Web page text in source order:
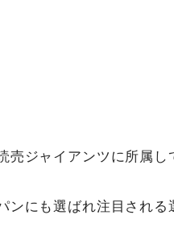
売ジャイアンツに所属
ンにも選ばれ注目される